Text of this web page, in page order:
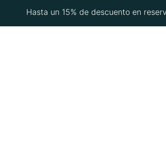
Hasta un 15% de descuento en